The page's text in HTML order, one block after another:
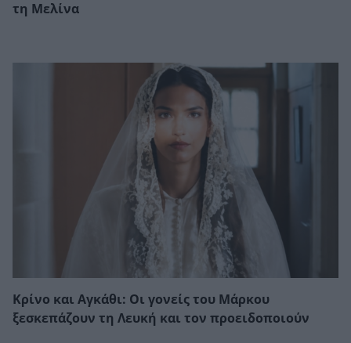
τη Μελίνα
Κρίνο και Αγκάθι: Οι γονείς του Μάρκου
ξεσκεπάζουν τη Λευκή και τον προειδοποιούν